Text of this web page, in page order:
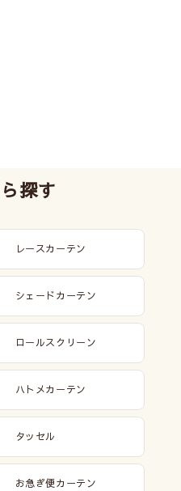
探す
レースカーテン
シェードカーテン
ロールスクリーン
ハトメカーテン
タッセル
お急ぎ便カーテン